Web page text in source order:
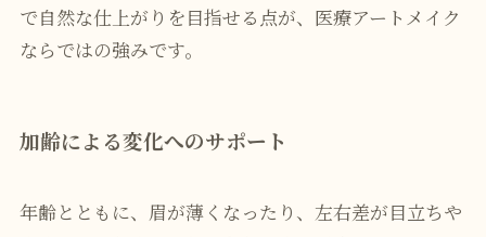
で自然な仕上がりを目指せる点が、医療アートメイク
ならではの強みです。
加齢による変化へのサポート
年齢とともに、眉が薄くなったり、左右差が目立ちや